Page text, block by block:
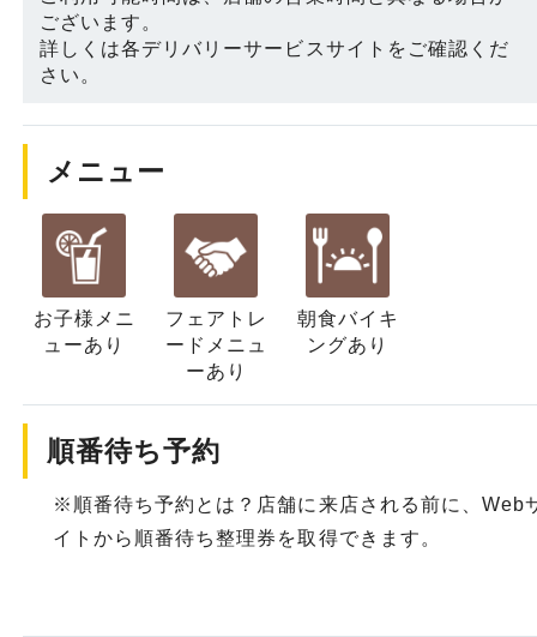
ございます。
詳しくは各デリバリーサービスサイトをご確認くだ
さい。
メニュー
お子様メニ
ューあり
フェアトレ
ード メニュ
ーあり
朝食バイキ
ングあり
順番待ち予約
※順番待ち予約とは？店舗に来店される前に、Web
イトから順番待ち整理券を取得できます。